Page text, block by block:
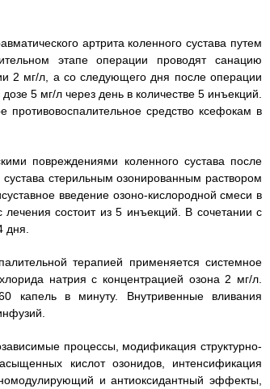
артрита коленного сустава путем
этапе операции проводят санацию
2 мг/л, а со следующего дня после операции
5 мг/л через день в количестве 5 инъекций.
противовоспалительное средство ксефокам в
повреждениями коленного сустава после
стерильным озонированным раствором
введение озоно-кислородной смеси в
состоит из 5 инъекций. В сочетании с
дня.
терапией применяется системное
натрия с концентрацией озона 2 мг/л.
капель в минуту. Внутривенные вливания
процессы, модификация структурно-
кислот озонидов, интенсификация
и антиоксидантный эффекты,